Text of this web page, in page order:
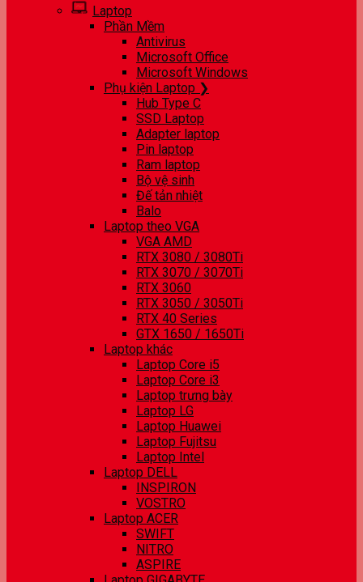
Laptop
Phần Mềm
Antivirus
Microsoft Office
Microsoft Windows
Phụ kiện Laptop ❯
Hub Type C
SSD Laptop
Adapter laptop
Pin laptop
Ram laptop
Bộ vệ sinh
Đế tản nhiệt
Balo
Laptop theo VGA
VGA AMD
RTX 3080 / 3080Ti
RTX 3070 / 3070Ti
RTX 3060
RTX 3050 / 3050Ti
RTX 40 Series
GTX 1650 / 1650Ti
Laptop khác
Laptop Core i5
Laptop Core i3
Laptop trưng bày
Laptop LG
Laptop Huawei
Laptop Fujitsu
Laptop Intel
Laptop DELL
INSPIRON
VOSTRO
Laptop ACER
SWIFT
NITRO
ASPIRE